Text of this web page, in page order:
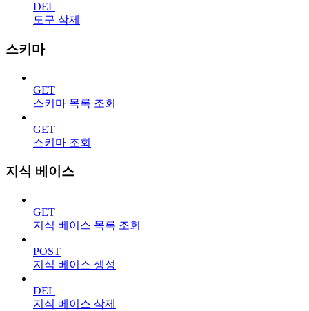
DEL
도구 삭제
스키마
GET
스키마 목록 조회
GET
스키마 조회
지식 베이스
GET
지식 베이스 목록 조회
POST
지식 베이스 생성
DEL
지식 베이스 삭제